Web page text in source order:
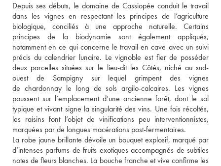
Depuis ses débuts, le domaine de Cassiopée conduit le travail
dans les vignes en respectant les principes de l’agriculture
biologique, conciliés à une approche naturelle. Certains
principes de la biodynamie sont également appliqués,
notamment en ce qui concerne le travail en cave avec un suivi
précis du calendrier lunaire. Le vignoble est fier de posséder
deux parcelles situées sur le lieu-dit les Côtés, niché au sud-
ouest de Sampigny sur lequel grimpent des vignes
de chardonnay le long de sols argilo-calcaires. Les vignes
poussent sur l’emplacement d’une ancienne forêt, dont le sol
typique et vivant signe la singularité des vins. Une fois récoltés,
les raisins font l’objet de vinifications peu interventionnistes,
marquées par de longues macérations post-fermentaires.
La robe jaune brillante dévoile un bouquet explosif, marqué par
d’intenses parfums de fruits exotiques accompagnés de subtiles
notes de fleurs blanches. La bouche franche et vive confirme les